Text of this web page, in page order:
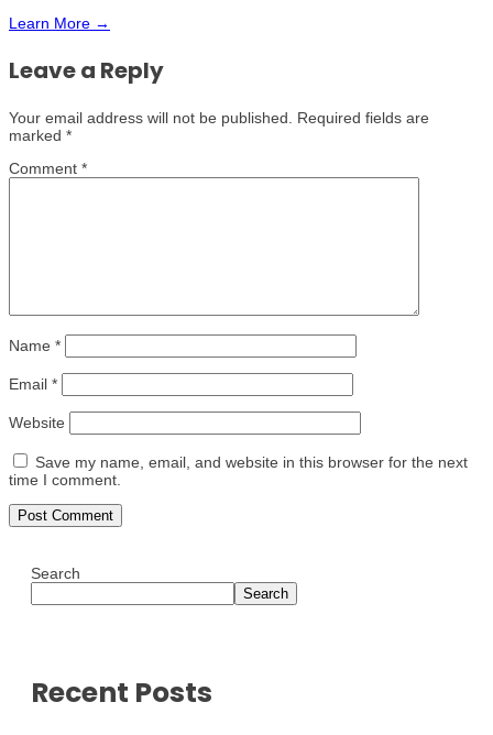
Learn More →
Leave a Reply
Your email address will not be published. Required fields are
marked *
Comment *
Name *
Email *
Website
Save my name, email, and website in this browser for the next
time I comment.
Search
Search
Recent Posts